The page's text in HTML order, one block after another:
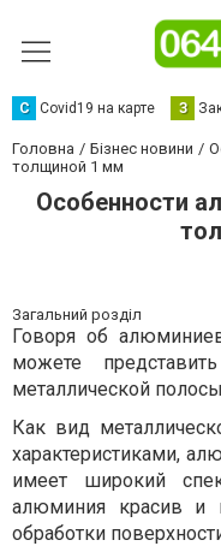
С Сovid19 на карте З
Головна Бізнес новини
толщиной 1 мм
Особенности
Загальний розділ
Говоря об
можете
металлической
Как вид
характеристиками,
имеет широкий
алюминия красив и
обработки